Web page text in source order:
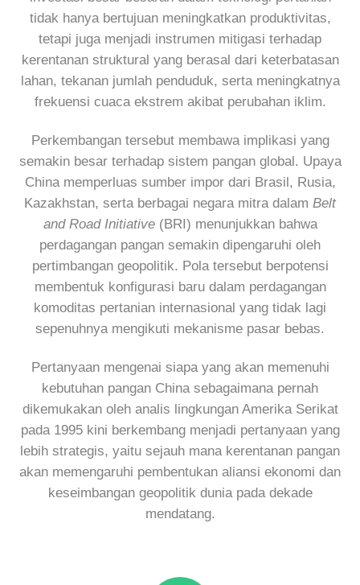
tidak hanya bertujuan meningkatkan produktivitas,
tetapi juga menjadi instrumen mitigasi terhadap
kerentanan struktural yang berasal dari keterbatasan
lahan, tekanan jumlah penduduk, serta meningkatnya
frekuensi cuaca ekstrem akibat perubahan iklim.
Perkembangan tersebut membawa implikasi yang
semakin besar terhadap sistem pangan global. Upaya
China memperluas sumber impor dari Brasil, Rusia,
Kazakhstan, serta berbagai negara mitra dalam Belt
and Road Initiative(BRI) menunjukkan bahwa
perdagangan pangan semakin dipengaruhi oleh
pertimbangan geopolitik. Pola tersebut berpotensi
membentuk konfigurasi baru dalam perdagangan
komoditas pertanian internasional yang tidak lagi
sepenuhnya mengikuti mekanisme pasar bebas.
Pertanyaan mengenai siapa yang akan memenuhi
kebutuhan pangan China sebagaimana pernah
dikemukakan oleh analis lingkungan Amerika Serikat
pada 1995 kini berkembang menjadi pertanyaan yang
lebih strategis, yaitu sejauh mana kerentanan pangan
akan memengaruhi pembentukan aliansi ekonomi dan
keseimbangan geopolitik dunia pada dekade
mendatang.